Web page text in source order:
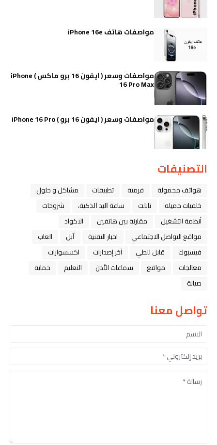
مواصفات هاتف iPhone 16e
مواصفات وسعر ( ايفون 16 برو ماكس ) iPhone
16 Pro Max
مواصفات وسعر ( ايفون 16 برو ) iPhone 16 Pro
التصنيفات
هواتف محمولة فرمتة تطبيقات
مشاكل و حلول
خلفيات جميله
تابلت ﺳﺎﻋﺔ ﺍﻟﻴﺪ ﺍﻟﺬﻛﻴﺔ،
شروحات
أنظمة التشغيل
مقارنة بين هاتفين
الاكواد
مواقع التواصل الاجتماعي
اخبار التقنية ﺁﺑﻞ
العاب
فيسبوك
قابل للطي آخر إصدارات
اكسسوارات
معالجات
مواقع سماعات الأذن التعليم
حماية
صيانة
تواصل معنا